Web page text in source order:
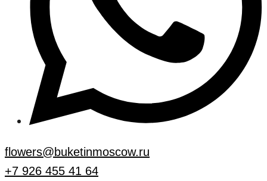
flowers@buketinmoscow.ru
+7 926 455 41 64